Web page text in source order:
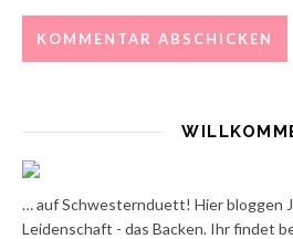
… auf Schwesternduett! Hier bloggen
Leidenschaft - das Backen. Ihr findet